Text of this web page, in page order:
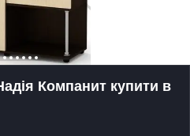
Компанит купити в